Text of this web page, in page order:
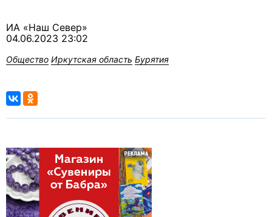
ИА «Наш Север»
04.06.2023 23:02
Общество Иркутская область Бурятия